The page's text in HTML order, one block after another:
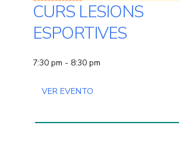
CURS LESIONS
ESPORTIVES
7:30 pm - 8:30 pm
VER EVENTO